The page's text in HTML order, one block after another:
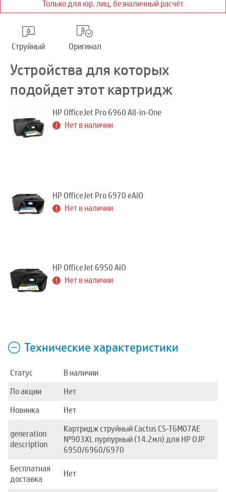
Только для юр. лиц, безналичный расчёт
Струйный Оригинал
Устройства для которых
подойдет этот картридж
HP OfficeJet Pro 6960 All-in-One
Нет в наличии
HP OfficeJet Pro 6970 eAiO
Нет в наличии
HP OfficeJet 6950 AiO
Нет в наличии
Технические характеристики
Статус
В наличии
По акции
Нет
Новинка
Нет
generation
description
Картридж струйный Cactus CS-T6M07AE
№903XL пурпурный (14.2мл) для HP OJP
6950/6960/6970
Бесплатная
доставка
Нет